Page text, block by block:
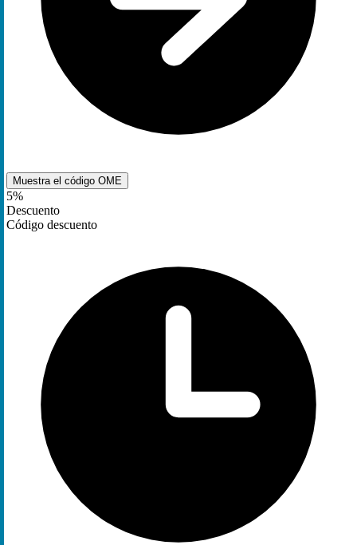
Muestra el código OME
5%
Descuento
Código descuento